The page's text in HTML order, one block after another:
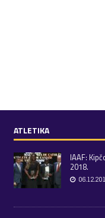
ATLETIKA
IAAF:
2018.